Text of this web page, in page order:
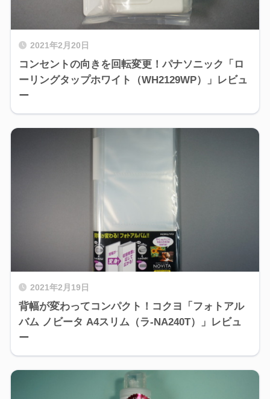
2021年2月20日
コンセントの向きを回転変更！パナソニック「ロ
ーリングタップホワイト（WH2129WP）」レビュ
ー
2021年2月19日
背幅が変わってコンパクト！コクヨ「フォトアル
バム ノビータ A4スリム（ラ-NA240T）」レビュ
ー